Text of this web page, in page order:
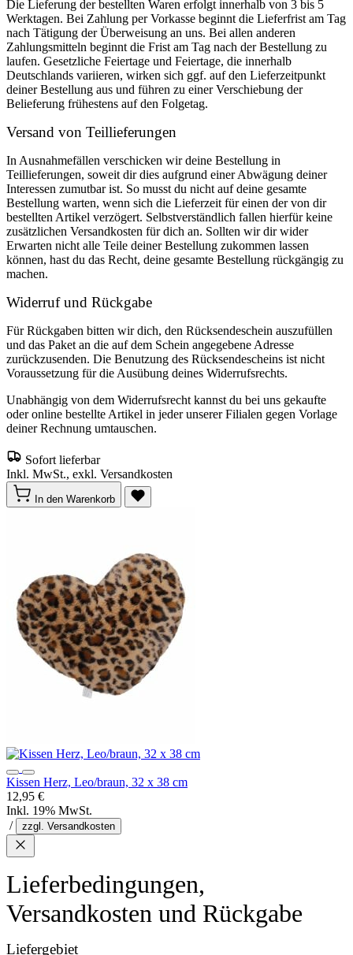
Die Lieferung der bestellten Waren erfolgt innerhalb von 3 bis 5
Werktagen. Bei Zahlung per Vorkasse beginnt die Lieferfrist am Tag
nach Tätigung der Überweisung an uns. Bei allen anderen
Zahlungsmitteln beginnt die Frist am Tag nach der Bestellung zu
laufen. Gesetzliche Feiertage und Feiertage, die innerhalb
Deutschlands variieren, wirken sich ggf. auf den Lieferzeitpunkt
deiner Bestellung aus und führen zu einer Verschiebung der
Belieferung frühestens auf den Folgetag.
Versand von Teillieferungen
In Ausnahmefällen verschicken wir deine Bestellung in
Teillieferungen, soweit dir dies aufgrund einer Abwägung deiner
Interessen zumutbar ist. So musst du nicht auf deine gesamte
Bestellung warten, wenn sich die Lieferzeit für einen der von dir
bestellten Artikel verzögert. Selbstverständlich fallen hierfür keine
zusätzlichen Versandkosten für dich an. Sollten wir dir wider
Erwarten nicht alle Teile deiner Bestellung zukommen lassen
können, hast du das Recht, deine gesamte Bestellung rückgängig zu
machen.
Widerruf und Rückgabe
Für Rückgaben bitten wir dich, den Rücksendeschein auszufüllen
und das Paket an die auf dem Schein angegebene Adresse
zurückzusenden. Die Benutzung des Rücksendescheins ist nicht
Voraussetzung für die Ausübung deines Widerrufsrechts.
Unabhängig von dem Widerrufsrecht kannst du bei uns gekaufte
oder online bestellte Artikel in jeder unserer Filialen gegen Vorlage
deiner Rechnung umtauschen.
Sofort lieferbar
Inkl. MwSt., exkl. Versandkosten
In den Warenkorb
Kissen Herz, Leo/braun, 32 x 38 cm
12,95 €
Inkl. 19% MwSt.
/
zzgl. Versandkosten
Lieferbedingungen,
Versandkosten und Rückgabe
Liefergebiet